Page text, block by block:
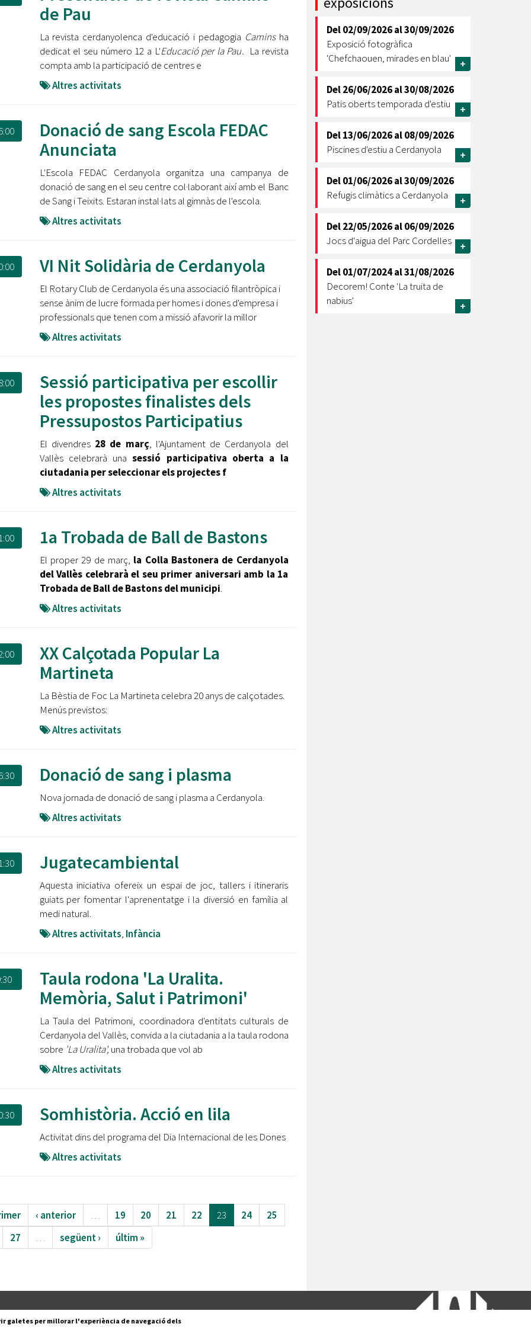
Ètica i Integritat
Retiment de Comptes
Dades Obertes
Catàleg de Serveis i Tràmits
Oberta la convocatòria d'Ajuts per a l'autoocupació
jove 2026
Cerdanyola opta a més de 5 milions d'euros del Pla de
Barris per transformar les Fontetes, Quatre Cantons i
l'entorn de l'avinguda Catalunya
L’Ajuntament reparteix ulleres gratuïtes per veure
l'eclipsi solar
Entitats
Equipaments
Mercats Municipals
Webs Municipals
de Pau
La revista cerdanyolenca d'educació i pedagogia Camins ha
dedicat el seu número 12 a L'Educació per la Pau. La revista
compta amb la participació de centres e
Altres activitats
Donació de sang Escola FEDAC
Anunciata
L'Escola FEDAC Cerdanyola organitza una campanya de
donació de sang en el seu centre col·laborant així amb el Banc
de Sang i Teixits. Estaran instal·lats al gimnàs de l'escola.
Altres activitats
VI Nit Solidària de Cerdanyola
El Rotary Club de Cerdanyola és una associació filantròpica i
sense ànim de lucre formada per homes i dones d'empresa i
professionals que tenen com a missió afavorir la millor
Altres activitats
Sessió participativa per escollir
les propostes finalistes dels
Pressupostos Participatius
El divendres 28 de març, l'Ajuntament de Cerdanyola del
Vallès celebrarà unasessió participativa oberta a la
ciutadania per seleccionar els projectes f
Altres activitats
1a Trobada de Ball de Bastons
El proper 29 de març, la Colla Bastonera de Cerdanyola
del Vallès celebrarà el seu primer aniversari amb la 1a
Trobada de Ball de Bastons del municipi.
Altres activitats
XX Calçotada Popular La
Martineta
La Bèstia de Foc La Martineta celebra 20 anys de calçotades.
Menús previstos:
Altres activitats
Donació de sang i plasma
Nova jornada de donació de sang i plasma a Cerdanyola.
Altres activitats
Jugatecambiental
Aquesta iniciativa ofereix un espai de joc, tallers i itineraris
guiats per fomentar l'aprenentatge i la diversió en família al
medi natural.
Altres activitats, Infància
Taula rodona 'La Uralita.
Memòria, Salut i Patrimoni'
La Taula del Patrimoni, coordinadora d'entitats culturals de
Cerdanyola del Vallès, convida a la ciutadania a la taula rodona
sobre 'La Uralita',una trobada que vol ab
Altres activitats
Somhistòria. Acció en lila
Activitat dins del programa del Dia Internacional de les Dones
Altres activitats
‹ anterior … 19 20 21 22 23 24
25
27
… següent › últim »
Del02/09/2026al30/09/2026
Exposició fotogràfica
'Chefchaouen, mirades en blau'
+
Del26/06/2026al30/08/2026
Patis oberts temporada d'estiu
+
Del13/06/2026al08/09/2026
Piscines d'estiu a Cerdanyola
+
Del01/06/2026al30/09/2026
Refugis climàtics a Cerdanyola
+
Del22/05/2026al06/09/2026
Jocs d'aigua del Parc Cordelles
+
Del01/07/2024al31/08/2026
Decorem! Conte 'La truita de
nabius'
+
Layret, s/n
Segueix-nos a:
galetes per millorar l'experiència de navegació dels